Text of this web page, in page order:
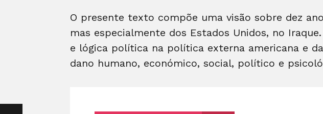
O presente texto compõe uma visão sobre dez
mas especialmente dos Estados Unidos, no
e lógica política na política externa americana e
dano humano, económico, social, político e